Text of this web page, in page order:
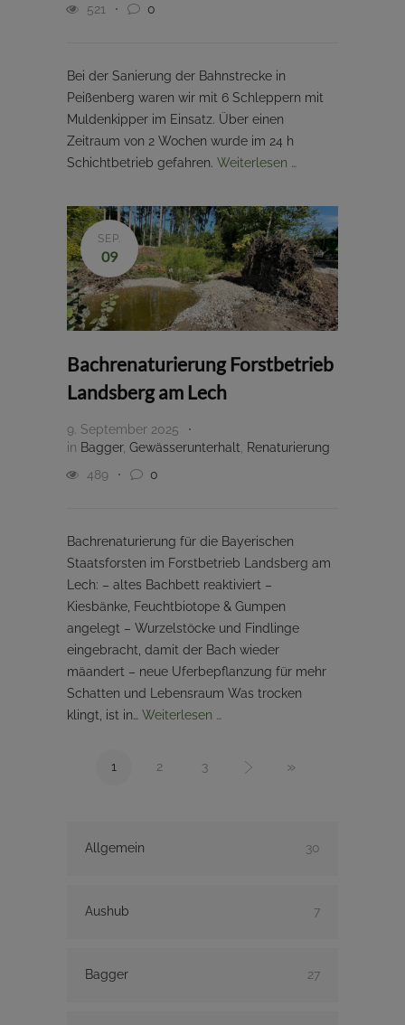
521
0
Bei der Sanierung der Bahnstrecke in
Peißenberg waren wir mit 6 Schleppern mit
Muldenkipper im Einsatz. Über einen
Zeitraum von 2 Wochen wurde im 24 h
Schichtbetrieb gefahren. Weiterlesen …
SEP.
09
Bachrenaturierung Forstbetrieb
Landsberg am Lech
9. September 2025
in Bagger, Gewässerunterhalt
Renaturierung
489
0
Bachrenaturierung für die Bayerischen
Staatsforsten im Forstbetrieb Landsberg am
Lech: – altes Bachbett reaktiviert –
Kiesbänke, Feuchtbiotope & Gumpen
angelegt – Wurzelstöcke und Findlinge
eingebracht, damit der Bach wieder
mäandert – neue Uferbepflanzung für mehr
Schatten und Lebensraum Was trocken
klingt, ist in… Weiterlesen …
1 2 3 »
Allgemein 30
Aushub 7
Bagger 27